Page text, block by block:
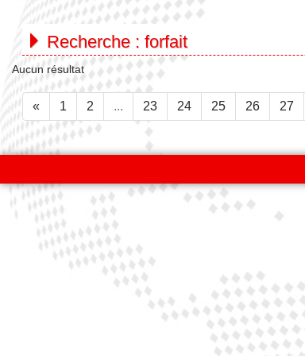
Recherche :forfait
Aucun résultat
« 1 2 ... 23 24 25 26 27